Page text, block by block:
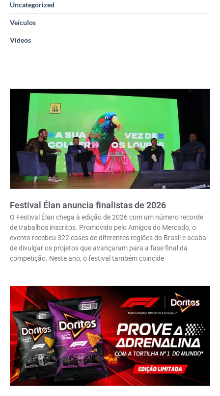
Uncategorized
Veículos
Vídeos
Festival Élan anuncia finalistas de 2026
O Festival Élan chega à edição de 2026 com um número recorde
de trabalhos inscritos. Promovido pelo Amigos do Mercado, o
evento recebeu 322 cases de diferentes regiões do Brasil e acaba
de divulgar os projetos que avançaram para a fase final da
competição. Neste ano, o festival também coincide